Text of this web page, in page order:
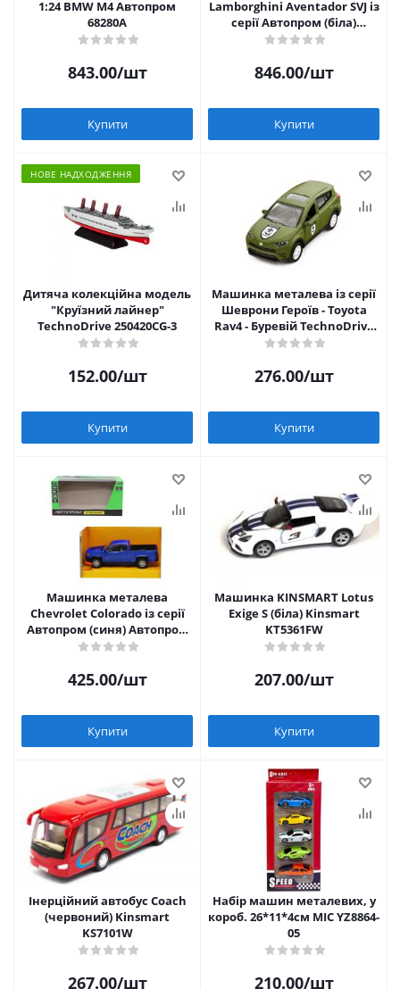
1:24 BMW M4 Автопром
68280A
843.00/шт
Купити
Lamborghini Aventador SVJ із
серії Автопром (біла)
Автопром 68269A
846.00/шт
Купити
НОВЕ НАДХОДЖЕННЯ
Дитяча колекційна модель
"Круїзний лайнер"
TechnoDrive 250420CG-3
152.00/шт
Купити
Машинка металева із серії
Шеврони Героїв - Toyota
Rav4 - Буревій TechnoDrive
KM6198
276.00/шт
Купити
Машинка металева
Chevrolet Colorado із серії
Автопром (синя) Автопром
68442
425.00/шт
Купити
Машинка KINSMART Lotus
Exige S (біла) Kinsmart
KT5361FW
207.00/шт
Купити
Інерційний автобус Coach
(червоний) Kinsmart
KS7101W
267.00/шт
Набір машин металевих, у
короб. 26*11*4см MIC YZ8864-
05
210.00/шт